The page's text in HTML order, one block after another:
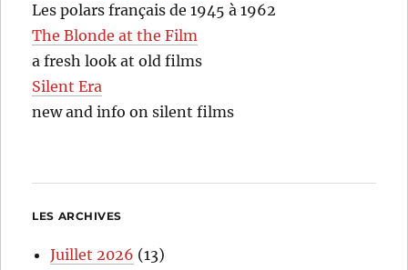
Les polars français de 1945 à 1962
The Blonde at the Film
a fresh look at old films
Silent Era
new and info on silent films
LES ARCHIVES
Juillet 2026 (13)